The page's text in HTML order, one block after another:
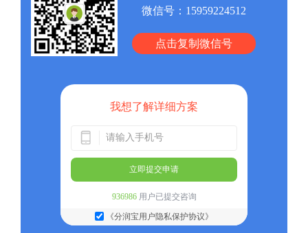
微信号： 15959224512
点击复制微信号
我想了解详细方案
立即提交申请
936986用户已提交咨询
《分润宝用户隐私保护协议》